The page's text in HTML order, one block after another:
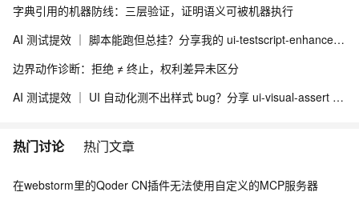
字典引用的机器防线：三层验证，证明语义可被机器执行
AI 测试提效 ｜ 脚本能跑但总挂？分享我的 ui-testscript-enhancer + Skill UI 自动化健壮性增强方案
边界动作诊断：拒绝 ≠ 终止，权利差异未区分
AI 测试提效 ｜ UI 自动化测不出样式 bug？分享 ui-visual-assert + Skill 视觉断言与多浏览器适配方案
热门讨论 热门文章
在webstorm里的Qoder CN插件无法使用自定义的MCP服务器